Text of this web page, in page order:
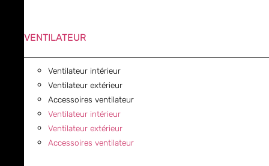
VENTILATEUR
Ventilateur intérieur
Ventilateur extérieur
Accessoires ventilateur
Ventilateur intérieur
Ventilateur extérieur
Accessoires ventilateur